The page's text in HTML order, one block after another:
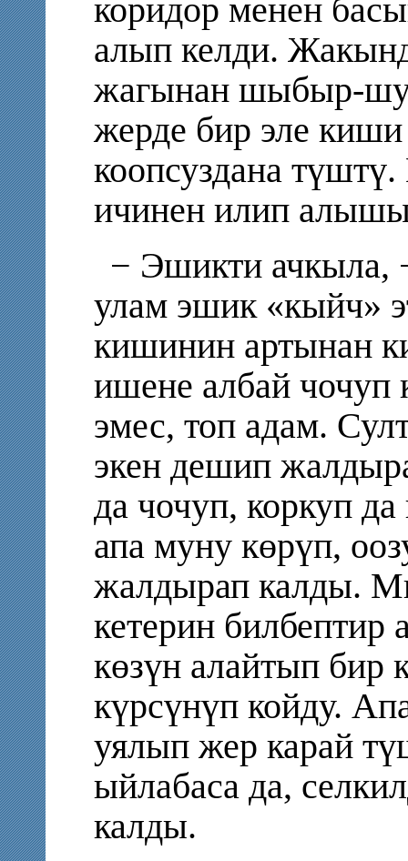
коридор менен
алып келди.
жагынан шыбыр-
жерде бир эле
коопсуздана
ичинен илип
− Эшикти ачкыла,
улам эшик «кыйч»
кишинин артынан
ишене албай чочуп
эмес, топ адам.
экен дешип
да чочуп, коркуп да
апа муну көрүп,
жалдырап калды.
кетерин билбептир
көзүн алайтып бир
күрсүнүп койду.
уялып жер карай
ыйлабаса да,
калды.